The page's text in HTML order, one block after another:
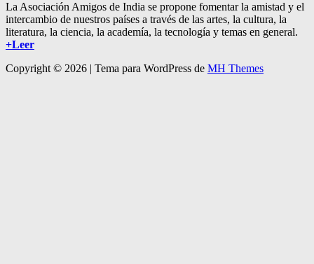
La Asociación Amigos de India se propone fomentar la amistad y el
intercambio de nuestros países a través de las artes, la cultura, la
literatura, la ciencia, la academía, la tecnología y temas en general.
+Leer
Copyright © 2026 | Tema para WordPress de MH Themes